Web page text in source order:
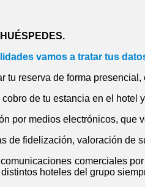
vamos a tratar tus
tu reserva de forma
cobro de tu estancia en el hotel
por medios electrónicos, que
de fidelización, valoración de
comerciales
hoteles del grupo